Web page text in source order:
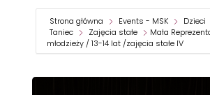
Strona główna Events - MSK Dzieci
Taniec
Zajęcia stałe
Mała
młodzieży / 13-14 lat /zajęcia stałe IV